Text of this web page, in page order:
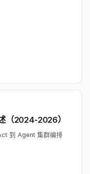
（2024-2026）
到 Agent 集群编排